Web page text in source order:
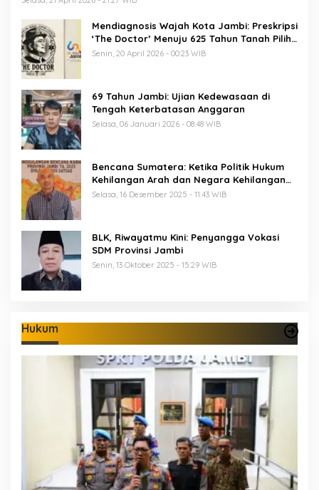
Mendiagnosis Wajah Kota Jambi: Preskripsi
‘The Doctor’ Menuju 625 Tahun Tanah Pilih
Pusako Batuah
Senin, 20 April 2026 - 00:23 WIB
69 Tahun Jambi: Ujian Kedewasaan di
Tengah Keterbatasan Anggaran
Selasa, 06 Januari 2026 - 08:48 WIB
Bencana Sumatera: Ketika Politik Hukum
Kehilangan Arah dan Negara Kehilangan
Keberanian
Selasa, 16 Desember 2025 - 11:43 WIB
BLK, Riwayatmu Kini: Penyangga Vokasi
SDM Provinsi Jambi
Senin, 13 Oktober 2025 - 15:29 WIB
Hukum